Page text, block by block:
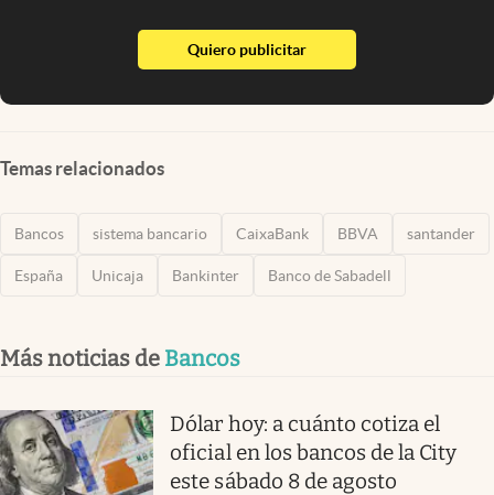
Quiero publicitarabre en nueva pestaña
Temas relacionados
Bancos sistema bancario CaixaBank BBVA santander
España Unicaja Bankinter Banco de Sabadell
Más noticias de Bancos
Dólar hoy: a cuánto cotiza el
oficial en los bancos de la City
este sábado 8 de agosto